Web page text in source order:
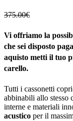
375.00€
Vi offriamo la
che sei disposto
aquisto metti il tuo
carello.
Tutti i cassonetti
abbinabili allo stesso
interne e materiali
acustico per il